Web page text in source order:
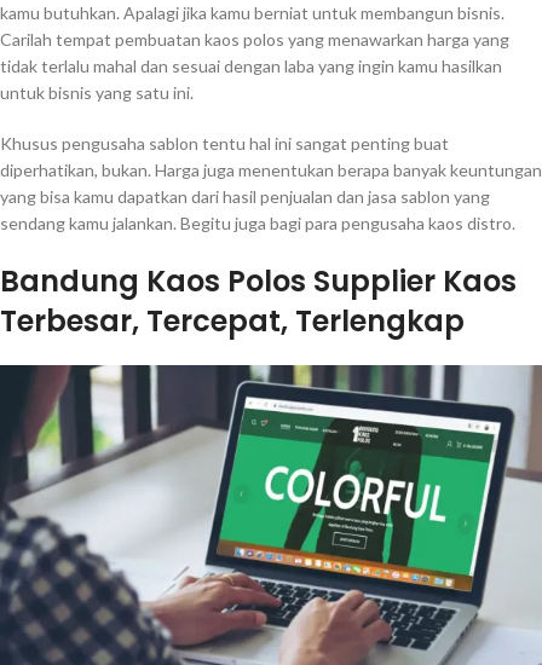
kamu butuhkan. Apalagi jika kamu berniat untuk membangun bisnis.
Carilah tempat pembuatan kaos polos yang menawarkan harga yang
tidak terlalu mahal dan sesuai dengan laba yang ingin kamu hasilkan
untuk bisnis yang satu ini.
Khusus pengusaha sablon tentu hal ini sangat penting buat
diperhatikan, bukan. Harga juga menentukan berapa banyak keuntungan
yang bisa kamu dapatkan dari hasil penjualan dan jasa sablon yang
sendang kamu jalankan. Begitu juga bagi para pengusaha kaos distro.
Bandung Kaos Polos Supplier Kaos
Terbesar, Tercepat, Terlengkap